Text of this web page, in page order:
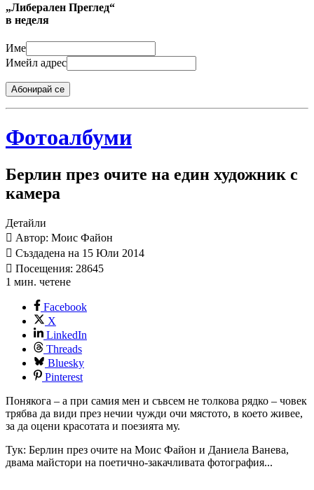
„Либерален Преглед“
в неделя
Име
Имейл адрес
Абонирай се
Фотоалбуми
Берлин през очите на един художник с
камера
Детайли
Автор: Моис Файон
Създадена на 15 Юли 2014
Посещения: 28645
1 мин. четене
Facebook
X
LinkedIn
Threads
Bluesky
Pinterest
Понякога – а при самия мен и съвсем не толкова рядко – човек
трябва да види през нечии чужди очи мястото, в което живее,
за да оцени красотата и поезията му.
Тук: Берлин през очите на Моис Файон и Даниела Ванева,
двама майстори на поетично-закачливата фотография...